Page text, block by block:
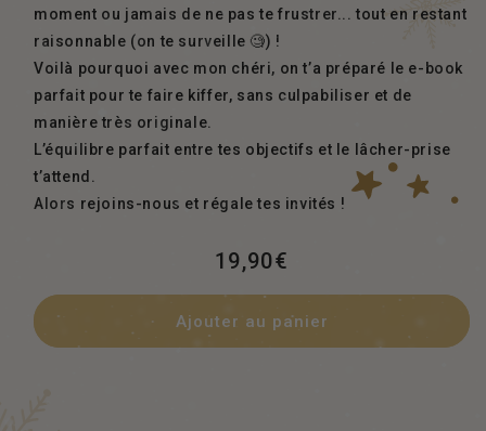
moment ou jamais de ne pas te frustrer... tout en restant
raisonnable (on te surveille 🧐) !
Voilà pourquoi avec mon chéri, on t’a préparé le e-book
parfait pour te faire kiffer, sans culpabiliser et de
manière très originale.
L’équilibre parfait entre tes objectifs et le lâcher-prise
t’attend.
Alors rejoins-nous et régale tes invités !
Prix
habituel
19,90€
Ajouter au panier